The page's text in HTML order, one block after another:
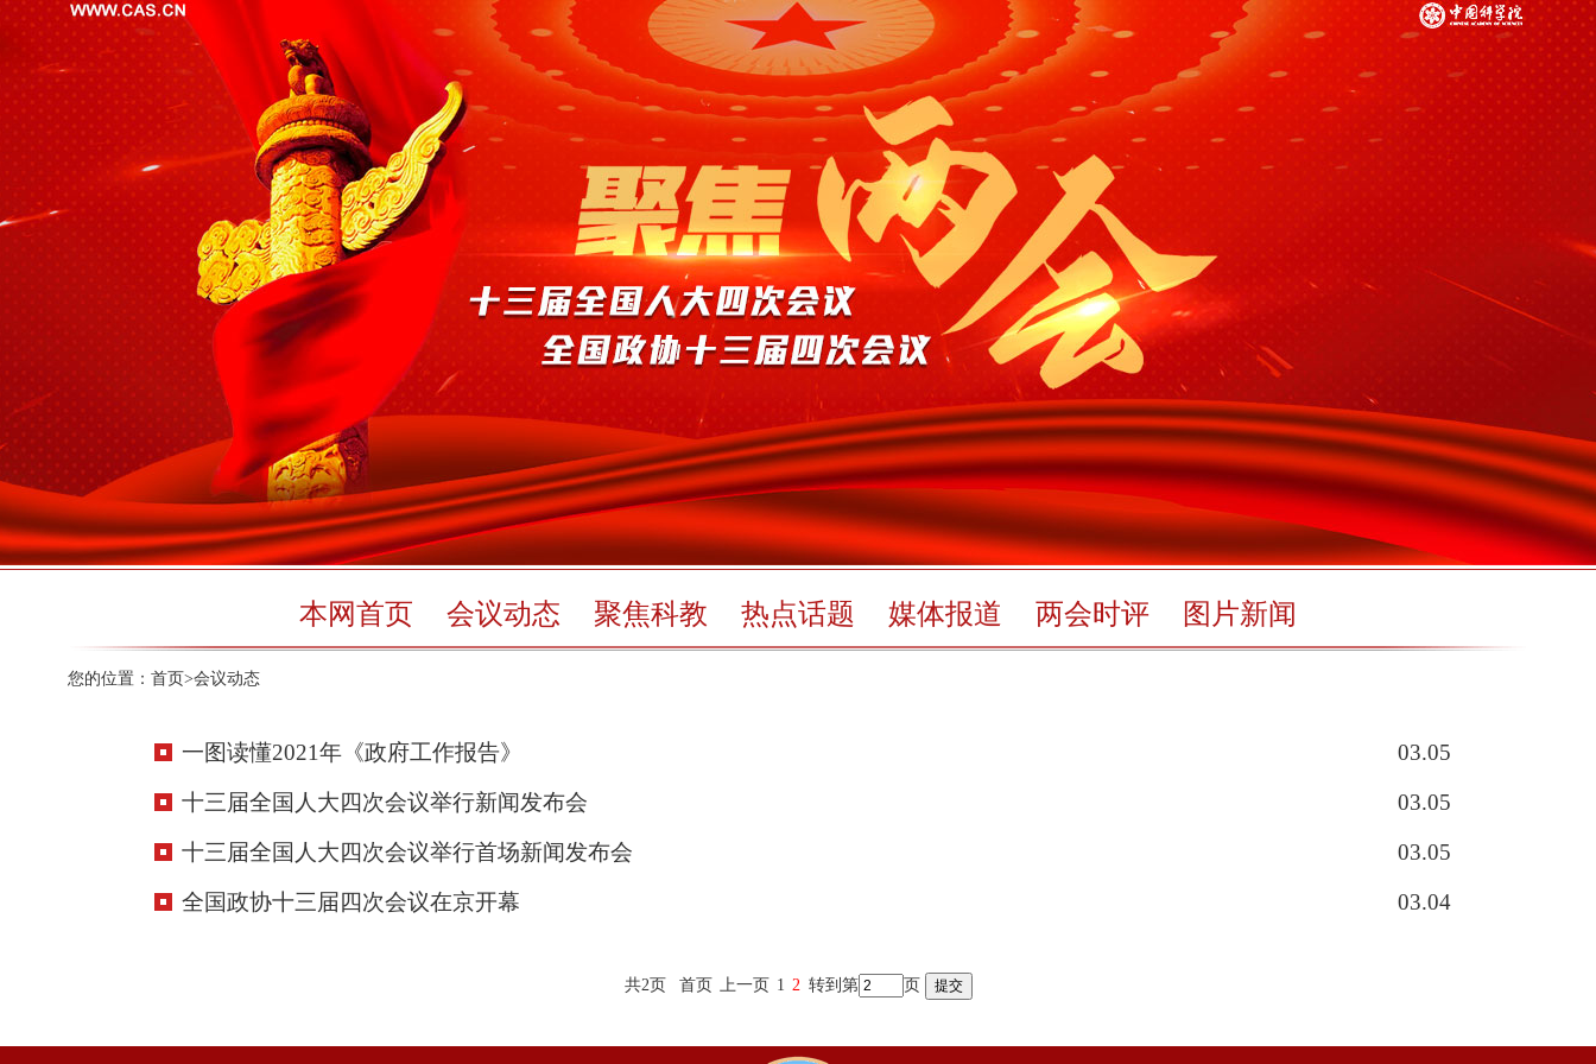
本网首页 会议动态 聚焦科教 热点话题 媒体报道 两会时评 图片新闻
您的位置： 首页>会议动态
一图读懂2021年《政府工作报告》
03.05
十三届全国人大四次会议举行新闻发布会
03.05
十三届全国人大四次会议举行首场新闻发布会
03.05
全国政协十三届四次会议在京开幕
03.04
共2页 首页 上一页 1 2 转到第 页